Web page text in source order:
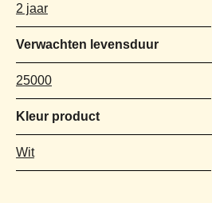
2 jaar
Verwachten levensduur
25000
Kleur product
Wit